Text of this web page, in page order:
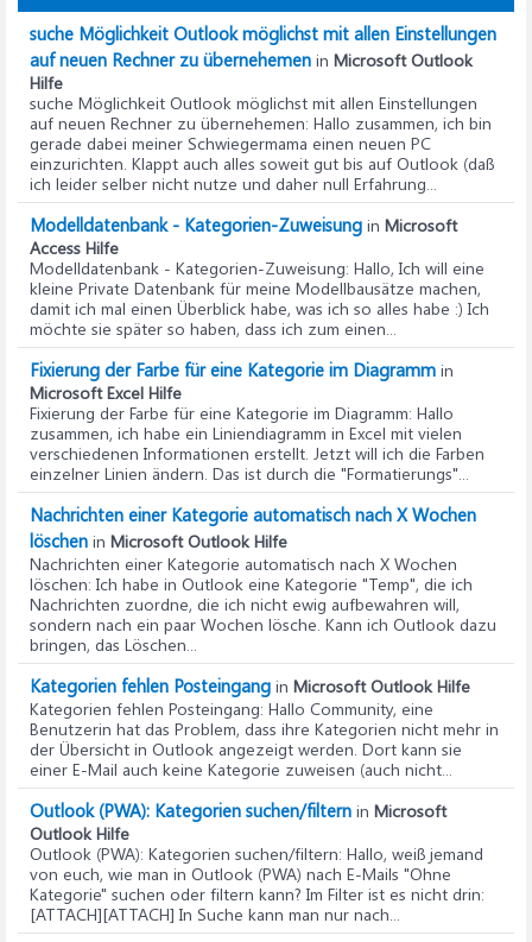
suche Möglichkeit Outlook möglichst mit allen Einstellungen
auf neuen Rechner zu übernehemen in Microsoft Outlook
Hilfe
suche Möglichkeit Outlook möglichst mit allen Einstellungen
auf neuen Rechner zu übernehemen: Hallo zusammen, ich bin
gerade dabei meiner Schwiegermama einen neuen PC
einzurichten. Klappt auch alles soweit gut bis auf Outlook (daß
ich leider selber nicht nutze und daher null Erfahrung...
Modelldatenbank - Kategorien-Zuweisung in Microsoft
Access Hilfe
Modelldatenbank - Kategorien-Zuweisung: Hallo, Ich will eine
kleine Private Datenbank für meine Modellbausätze machen,
damit ich mal einen Überblick habe, was ich so alles habe :) Ich
möchte sie später so haben, dass ich zum einen...
Fixierung der Farbe für eine Kategorie im Diagramm in
Microsoft Excel Hilfe
Fixierung der Farbe für eine Kategorie im Diagramm: Hallo
zusammen, ich habe ein Liniendiagramm in Excel mit vielen
verschiedenen Informationen erstellt. Jetzt will ich die Farben
einzelner Linien ändern. Das ist durch die "Formatierungs"...
Nachrichten einer Kategorie automatisch nach X Wochen
löschen in Microsoft Outlook Hilfe
Nachrichten einer Kategorie automatisch nach X Wochen
löschen: Ich habe in Outlook eine Kategorie "Temp", die ich
Nachrichten zuordne, die ich nicht ewig aufbewahren will,
sondern nach ein paar Wochen lösche. Kann ich Outlook dazu
bringen, das Löschen...
Kategorien fehlen Posteingang in Microsoft Outlook Hilfe
Kategorien fehlen Posteingang: Hallo Community, eine
Benutzerin hat das Problem, dass ihre Kategorien nicht mehr in
der Übersicht in Outlook angezeigt werden. Dort kann sie
einer E-Mail auch keine Kategorie zuweisen (auch nicht...
Outlook (PWA): Kategorien suchen/filtern in Microsoft
Outlook Hilfe
Outlook (PWA): Kategorien suchen/filtern: Hallo, weiß jemand
von euch, wie man in Outlook (PWA) nach E-Mails "Ohne
Kategorie" suchen oder filtern kann? Im Filter ist es nicht drin:
[ATTACH][ATTACH] In Suche kann man nur nach...